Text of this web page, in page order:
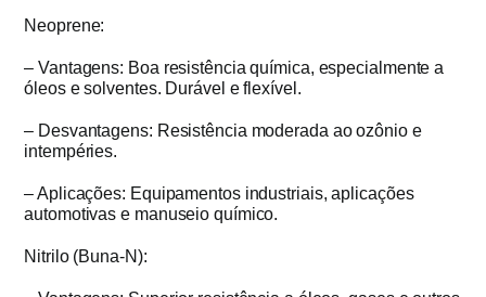
Neoprene:
– Vantagens: Boa resistência química, especialmente a
óleos e solventes. Durável e flexível.
– Desvantagens: Resistência moderada ao ozônio e
intempéries.
– Aplicações: Equipamentos industriais, aplicações
automotivas e manuseio químico.
Nitrilo (Buna-N):